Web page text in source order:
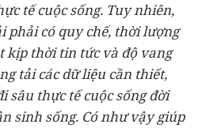
tế cuộc sống. Tuy nhiên,
phải có quy chế, thời lượng
kịp thời tin tức và độ vang
tải các dữ liệu cần thiết,
sâu thực tế cuộc sống đời
sinh sống. Có như vậy giúp